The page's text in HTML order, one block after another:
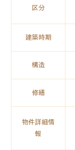
区分
建築時期
構造
修繕
物件詳細情
報